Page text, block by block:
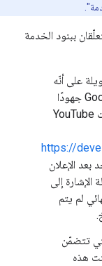
ببنود الخدمة
طويلة على أنّه
بعد الإعلان عن الإيقاف النهائي، ستبذل Google جهودًا
معقولة تجاريًا للحفاظ على إصدارات وميزات YouTube
https://
عام واحد بعد الإعلان
لإزالة الإشارة إلى
نهائي لم يتم
تتضمّن
هذه